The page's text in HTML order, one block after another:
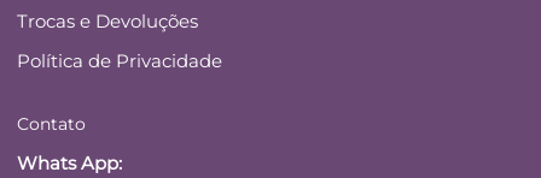
Trocas e Devoluções
Política de Privacidade
Contato
Whats App: